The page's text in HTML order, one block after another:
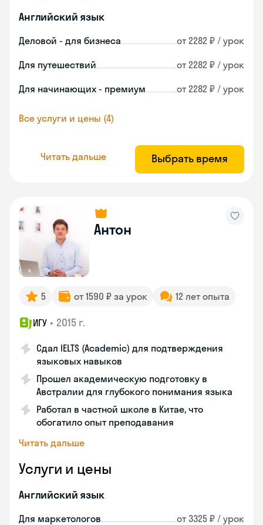
Английский язык
Деловой - для бизнеса от 2282 ₽ / урок
Для путешествий от 2282 ₽ / урок
Для начинающих - премиум от 2282 ₽ / урок
Все услуги и цены (4)
Читать дальше Выбрать время
Антон
5 от 1590 ₽ за урок 12 лет опыта
ИГУ • 2015 г.
Сдал IELTS (Academic) для подтверждения
языковых навыков
Прошел академическую подготовку в
Австралии для глубокого понимания языка
Работал в частной школе в Китае, что
обогатило опыт преподавания
Читать дальше
Услуги и цены
Английский язык
Для маркетологов от 3325 ₽ / урок